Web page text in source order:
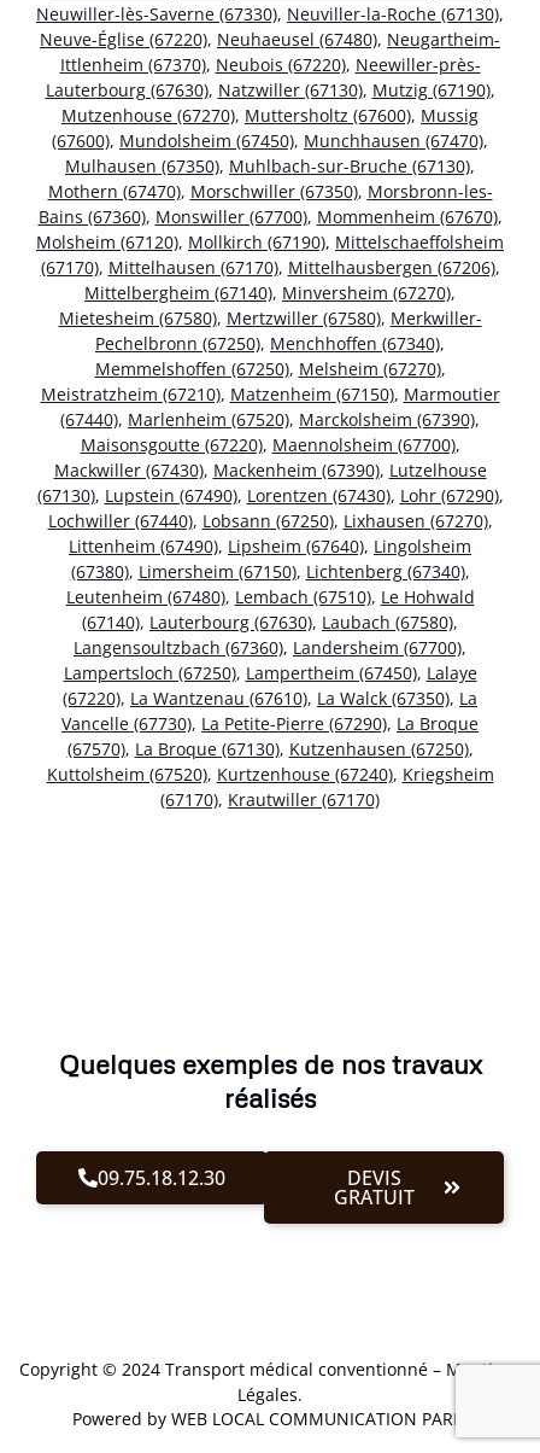
Neuwiller-lès-Saverne (67330), Neuviller-la-Roche (67130),
Neuve-Église (67220), Neuhaeusel (67480), Neugartheim-
Ittlenheim (67370), Neubois (67220), Neewiller-près-
Lauterbourg (67630), Natzwiller (67130), Mutzig (67190),
Mutzenhouse (67270), Muttersholtz (67600), Mussig
(67600), Mundolsheim (67450), Munchhausen (67470),
Mulhausen (67350), Muhlbach-sur-Bruche (67130),
Mothern (67470), Morschwiller (67350), Morsbronn-les-
Bains (67360), Monswiller (67700), Mommenheim (67670),
Molsheim (67120), Mollkirch (67190), Mittelschaeffolsheim
(67170), Mittelhausen (67170), Mittelhausbergen (67206),
Mittelbergheim (67140), Minversheim (67270),
Mietesheim (67580), Mertzwiller (67580), Merkwiller-
Pechelbronn (67250), Menchhoffen (67340),
Memmelshoffen (67250), Melsheim (67270),
Meistratzheim (67210), Matzenheim (67150), Marmoutier
(67440), Marlenheim (67520), Marckolsheim (67390),
Maisonsgoutte (67220), Maennolsheim (67700),
Mackwiller (67430), Mackenheim (67390), Lutzelhouse
(67130), Lupstein (67490), Lorentzen (67430), Lohr (67290),
Lochwiller (67440), Lobsann (67250), Lixhausen (67270),
Littenheim (67490), Lipsheim (67640), Lingolsheim
(67380), Limersheim (67150), Lichtenberg (67340),
Leutenheim (67480), Lembach (67510), Le Hohwald
(67140), Lauterbourg (67630), Laubach (67580),
Langensoultzbach (67360), Landersheim (67700),
Lampertsloch (67250), Lampertheim (67450), Lalaye
(67220), La Wantzenau (67610), La Walck (67350), La
Vancelle (67730), La Petite-Pierre (67290), La Broque
(67570), La Broque (67130), Kutzenhausen (67250),
Kuttolsheim (67520), Kurtzenhouse (67240), Kriegsheim
(67170), Krautwiller (67170)
Quelques exemples de nos travaux
réalisés
09.75.18.12.30 DEVIS
GRATUIT
Copyright © 2024 Transport médical conventionné – Mentions
Légales.
Powered by WEB LOCAL COMMUNICATION PARIS